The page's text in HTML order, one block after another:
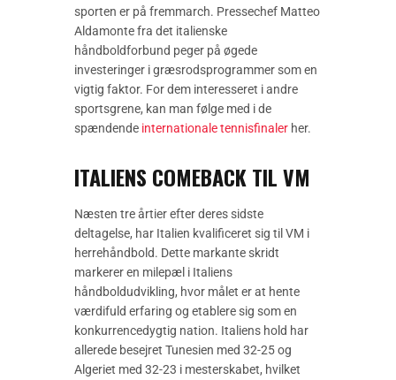
sporten er på fremmarch. Pressechef Matteo
Aldamonte fra det italienske
håndboldforbund peger på øgede
investeringer i græsrodsprogrammer som en
vigtig faktor. For dem interesseret i andre
sportsgrene, kan man følge med i de
spændende internationale tennisfinaler her.
ITALIENS COMEBACK TIL VM
Næsten tre årtier efter deres sidste
deltagelse, har Italien kvalificeret sig til VM i
herrehåndbold. Dette markante skridt
markerer en milepæl i Italiens
håndboldudvikling, hvor målet er at hente
værdifuld erfaring og etablere sig som en
konkurrencedygtig nation. Italiens hold har
allerede besejret Tunesien med 32-25 og
Algeriet med 32-23 i mesterskabet, hvilket